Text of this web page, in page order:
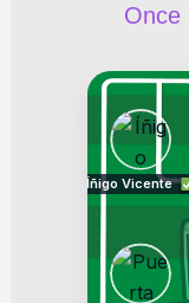
Once
Íñigo Vicente